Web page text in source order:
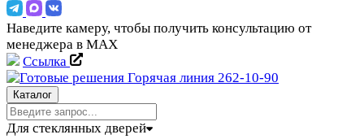
Наведите камеру, чтобы получить консультацию от
менеджера в MAX
Ссылка
Горячая линия 262-10-90
Каталог
Для стеклянных дверей